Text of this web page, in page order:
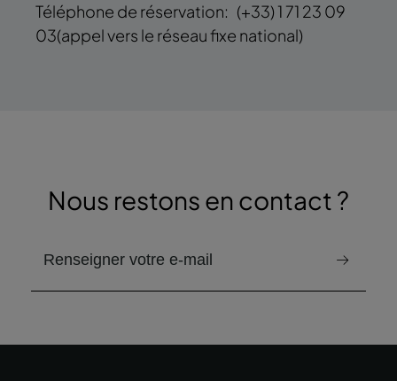
Téléphone de réservation: (+33) 1 71 23 09
03(appel vers le réseau fixe national)
Nous restons en contact ?
email pour recevoir la newsletter